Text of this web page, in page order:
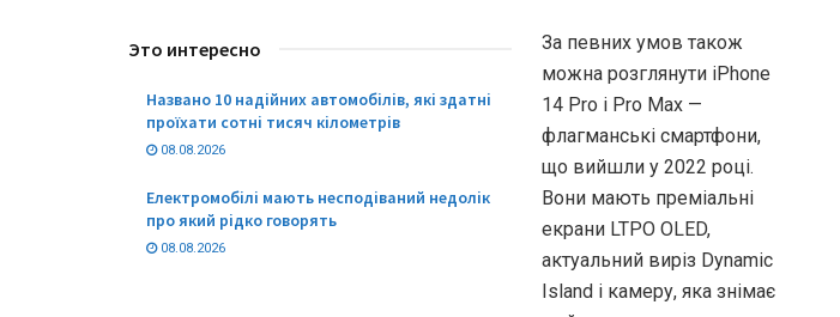
Это интересно
Названо 10 надійних автомобілів, які здатні
проїхати сотні тисяч кілометрів
08.08.2026
Електромобілі мають несподіваний недолік
про який рідко говорять
08.08.2026
За певних умов також
можна розглянути iPhone
14 Pro і Pro Max —
флагманські смартфони,
що вийшли у 2022 році.
Вони мають преміальні
екрани LTPO OLED,
актуальний виріз Dynamic
Island і камеру, яка знімає